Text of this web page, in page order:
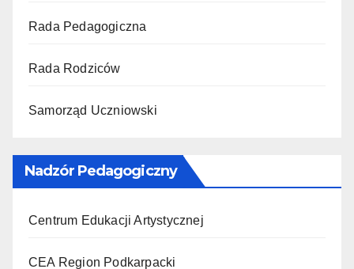
Rada Pedagogiczna
Rada Rodziców
Samorząd Uczniowski
Nadzór Pedagogiczny
Centrum Edukacji Artystycznej
CEA Region Podkarpacki